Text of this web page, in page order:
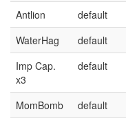
Antlion default
WaterHag
default
Imp Cap.
x3
default
MomBomb default